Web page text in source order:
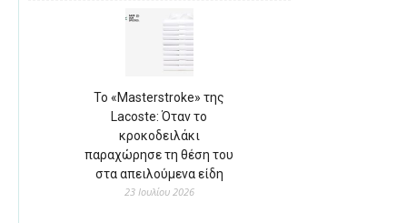
Το «Masterstroke» της
Lacoste: Όταν το
κροκοδειλάκι
παραχώρησε τη θέση του
στα απειλούμενα είδη
23 Ιουλίου 2026